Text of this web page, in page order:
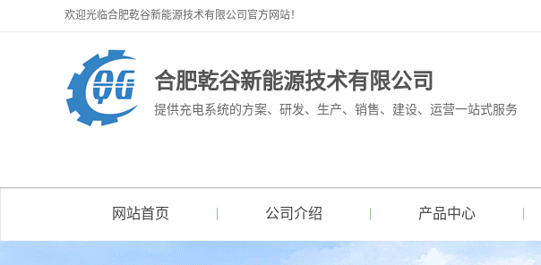
欢迎光临合肥乾谷新能源技术有限公司官方网站！
合肥乾谷新能源技术有限公司
提供充电系统的方案、研发、生产、销售、建设、运营一站式服务
网站首页 公司介绍 产品中心